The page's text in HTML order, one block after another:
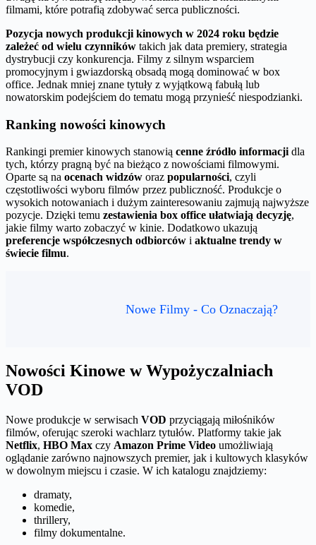
filmami, które potrafią zdobywać serca publiczności.
Pozycja nowych produkcji kinowych w 2024 roku będzie
zależeć od wielu czynników takich jak data premiery, strategia
dystrybucji czy konkurencja. Filmy z silnym wsparciem
promocyjnym i gwiazdorską obsadą mogą dominować w box
office. Jednak mniej znane tytuły z wyjątkową fabułą lub
nowatorskim podejściem do tematu mogą przynieść niespodzianki.
Ranking nowości kinowych
Rankingi premier kinowych stanowią cenne źródło informacji dla
tych, którzy pragną być na bieżąco z nowościami filmowymi.
Oparte są na ocenach widzów oraz popularności, czyli
częstotliwości wyboru filmów przez publiczność. Produkcje o
wysokich notowaniach i dużym zainteresowaniu zajmują najwyższe
pozycje. Dzięki temu zestawienia box office ułatwiają decyzję,
jakie filmy warto zobaczyć w kinie. Dodatkowo ukazują
preferencje współczesnych odbiorców i aktualne trendy w
świecie filmu.
Nowe Filmy - Co Oznaczają?
Nowości Kinowe w Wypożyczalniach
VOD
Nowe produkcje w serwisach VOD przyciągają miłośników
filmów, oferując szeroki wachlarz tytułów. Platformy takie jak
Netflix, HBO Max czy Amazon Prime Video umożliwiają
oglądanie zarówno najnowszych premier, jak i kultowych klasyków
w dowolnym miejscu i czasie. W ich katalogu znajdziemy:
dramaty,
komedie,
thrillery,
filmy dokumentalne.